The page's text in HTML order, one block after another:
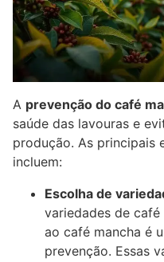
A prevenção do café
saúde das lavouras e
produção. As principais
incluem:
Escolha de
variedades de
ao café mancha é
prevenção. Essas